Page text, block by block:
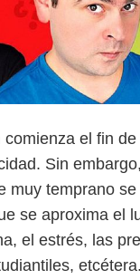
comienza el fin
Sin
muy temprano
se aproxima el
el estrés, las